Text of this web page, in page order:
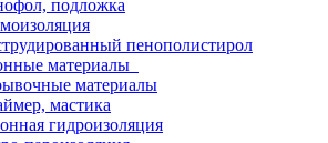
подложка
пенополистирол
материалы
материалы
мастика
гидроизоляция